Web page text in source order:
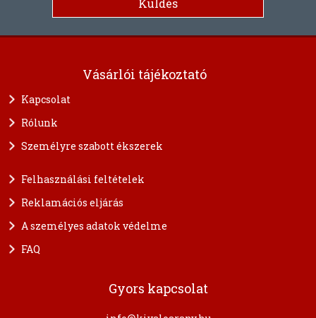
Vásárlói tájékoztató
Kapcsolat
Rólunk
Személyre szabott ékszerek
Felhasználási feltételek
Reklamációs eljárás
A személyes adatok védelme
FAQ
Gyors kapcsolat